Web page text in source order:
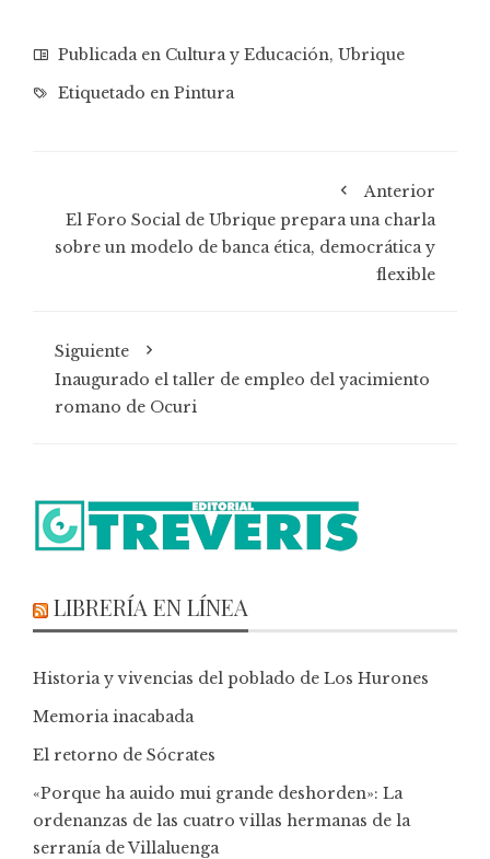
Publicada en Cultura y Educación, Ubrique
Etiquetado en Pintura
Anterior
El Foro Social de Ubrique prepara una charla
sobre un modelo de banca ética, democrática y
flexible
Siguiente
Inaugurado el taller de empleo del yacimiento
romano de Ocuri
LIBRERÍA EN LÍNEA
Historia y vivencias del poblado de Los Hurones
Memoria inacabada
El retorno de Sócrates
«Porque ha auido mui grande deshorden»: La
ordenanzas de las cuatro villas hermanas de la
serranía de Villaluenga